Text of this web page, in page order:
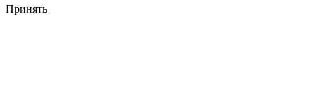
Принять